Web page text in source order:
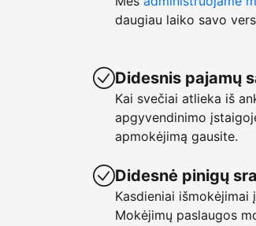
daugiau laiko savo
Didesnis pajamų
Kai svečiai atlieka iš
apgyvendinimo
apmokėjimą gausite.
Didesnė pinigų
Kasdieniai
Mokėjimų paslaugos